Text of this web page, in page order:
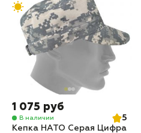
1 075 руб
В наличии
5
Кепка НАТО Серая Цифра